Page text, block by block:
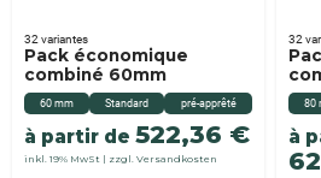
60 mm Standard pré-apprêté
Pack économique
combiné 60mm
à partir de522,36 €
inkl. 19% MwSt zzgl. Versandkosten
32 variantes
80
à
32